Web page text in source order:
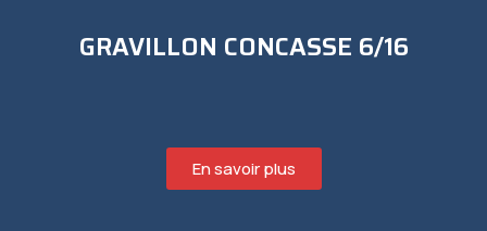
GRAVILLON CONCASSE 6/16
En savoir plus